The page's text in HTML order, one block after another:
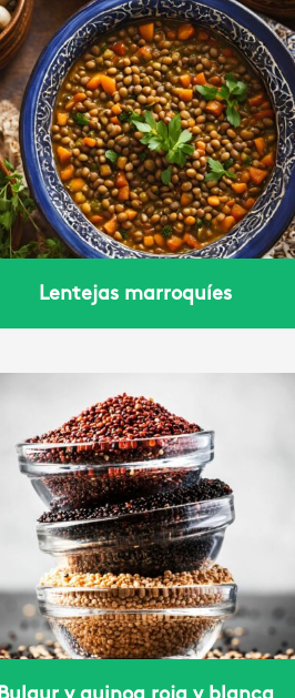
Lentejas marroquíes
Power bowl
Bulgur y quinoa roja y blanca